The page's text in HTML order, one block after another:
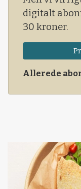
Fra læserbrevet
digitalt
30 kroner.
Allerede